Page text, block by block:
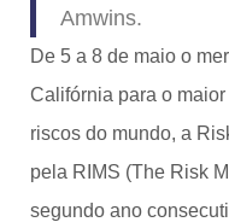
Amwins.
De 5 a 8 de maio o
Califórnia para o
riscos do mundo, a
pela RIMS (The Risk
segundo ano